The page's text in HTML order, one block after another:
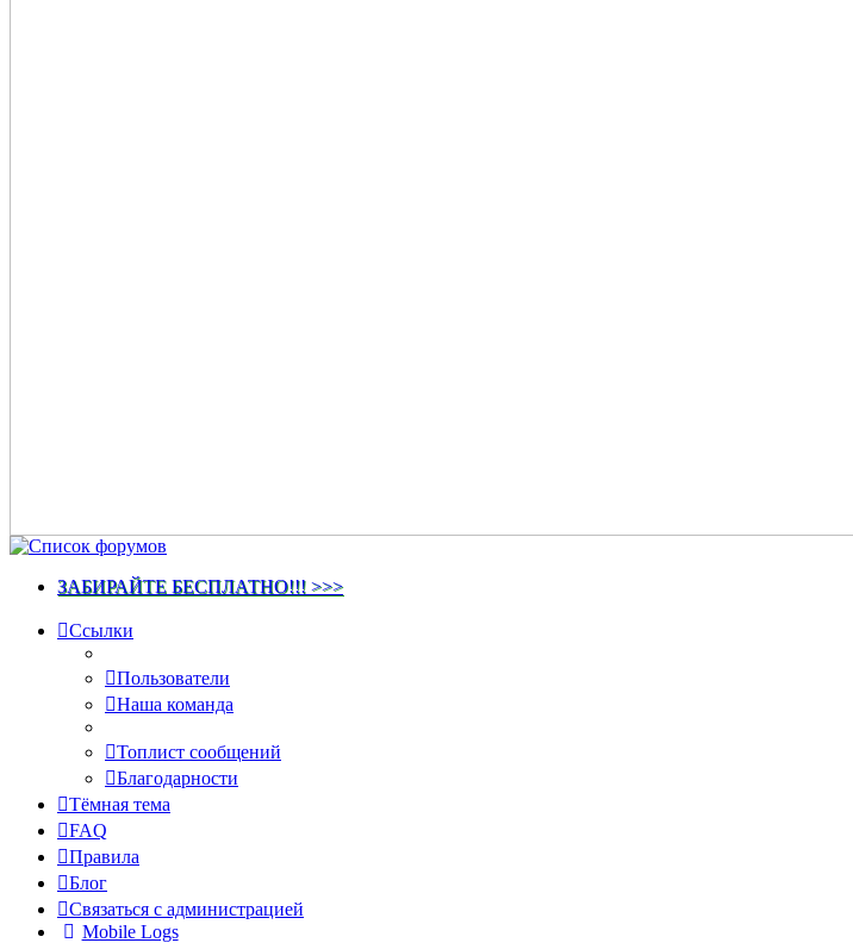
ЗАБИРАЙТЕ БЕСПЛАТНО!!! >>>
Ссылки
Пользователи
Наша команда
Топлист сообщений
Благодарности
Тёмная тема
FAQ
Правила
Блог
Связаться с администрацией
Mobile Logs